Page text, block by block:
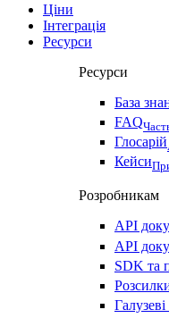
Ціни
Інтеграція
Ресурси
Ресурси
База
FAQ
Глосарій
Кейси
Розробникам
API
API
SDK та